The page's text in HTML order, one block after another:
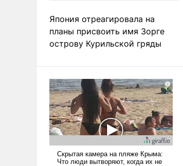
Япония отреагировала на
планы присвоить имя Зорге
острову Курильской гряды